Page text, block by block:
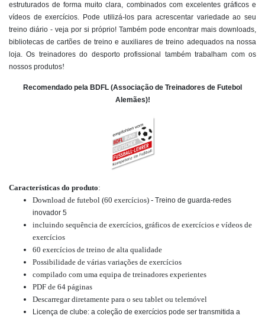
estruturados de forma muito clara, combinados com excelentes gráficos e
vídeos de exercícios. Pode utilizá-los para acrescentar variedade ao seu
treino diário - veja por si próprio! Também pode encontrar mais downloads,
bibliotecas de cartões de treino e auxiliares de treino adequados na nossa
loja. Os treinadores do desporto profissional também trabalham com os
nossos produtos!
Recomendado pela BDFL (Associação de Treinadores de Futebol
Alemães)!
Características do produto:
Download de futebol (60 exercícios) - Treino de guarda-redes
inovador 5
incluindo sequência de exercícios, gráficos de exercícios e vídeos de
exercícios
60 exercícios de treino de alta qualidade
Possibilidade de várias variações de exercícios
compilado com uma equipa de treinadores experientes
PDF de 64 páginas
Descarregar diretamente para o seu tablet ou telemóvel
Licença de clube: a coleção de exercícios pode ser transmitida a